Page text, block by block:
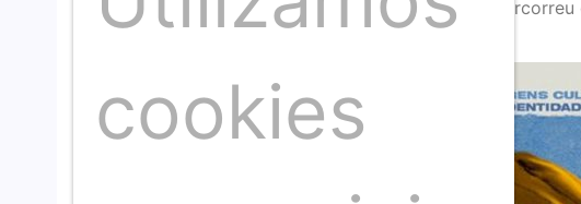
juventude. Lançado em agosto de 2023, o filme
mundo.
cookies